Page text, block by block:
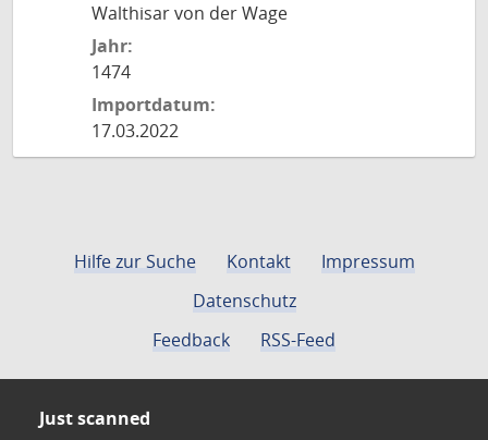
Walthisar von der Wage
Jahr:
1474
Importdatum:
17.03.2022
Hilfe zur Suche Kontakt
Impressum
Datenschutz
Feedback
RSS-Feed
Just scanned